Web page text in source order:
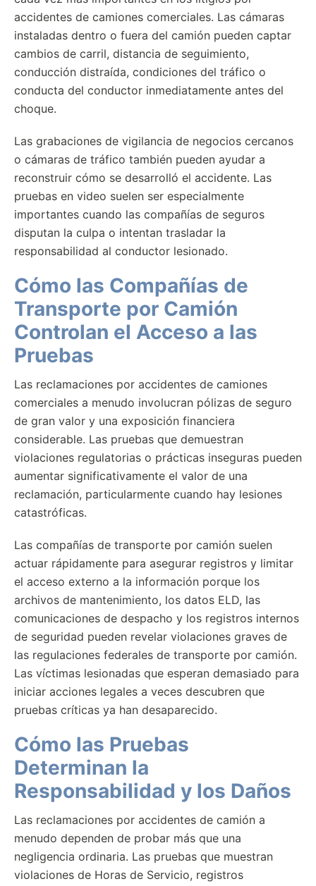
accidentes de camiones comerciales. Las cámaras
instaladas dentro o fuera del camión pueden captar
cambios de carril, distancia de seguimiento,
conducción distraída, condiciones del tráfico o
conducta del conductor inmediatamente antes del
choque.
Las grabaciones de vigilancia de negocios cercanos
o cámaras de tráfico también pueden ayudar a
reconstruir cómo se desarrolló el accidente. Las
pruebas en video suelen ser especialmente
importantes cuando las compañías de seguros
disputan la culpa o intentan trasladar la
responsabilidad al conductor lesionado.
Cómo las Compañías de
Transporte por Camión
Controlan el Acceso a las
Pruebas
Las reclamaciones por accidentes de camiones
comerciales a menudo involucran pólizas de seguro
de gran valor y una exposición financiera
considerable. Las pruebas que demuestran
violaciones regulatorias o prácticas inseguras pueden
aumentar significativamente el valor de una
reclamación, particularmente cuando hay lesiones
catastróficas.
Las compañías de transporte por camión suelen
actuar rápidamente para asegurar registros y limitar
el acceso externo a la información porque los
archivos de mantenimiento, los datos ELD, las
comunicaciones de despacho y los registros internos
de seguridad pueden revelar violaciones graves de
las regulaciones federales de transporte por camión.
Las víctimas lesionadas que esperan demasiado para
iniciar acciones legales a veces descubren que
pruebas críticas ya han desaparecido.
Cómo las Pruebas
Determinan la
Responsabilidad y los Daños
Las reclamaciones por accidentes de camión a
menudo dependen de probar más que una
negligencia ordinaria. Las pruebas que muestran
violaciones de Horas de Servicio, registros